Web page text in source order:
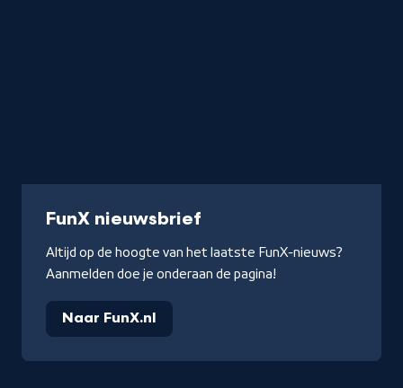
FunX nieuwsbrief
Altijd op de hoogte van het laatste FunX-nieuws?
Aanmelden doe je onderaan de pagina!
Naar FunX.nl